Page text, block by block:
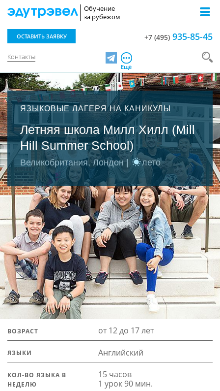
Обучение
за рубежом
Контакты
ОСТАВИТЬ ЗАЯВКУ +7 (495) 935-85-45
TelegramЕщё
ЯЗЫКОВЫЕ ЛАГЕРЯ НА КАНИКУЛЫ
Летняя школа Милл Хилл (Mill
Hill Summer School)
Великобритания, Лондон | лето
ВОЗРАСТ от 12 до 17 лет
ЯЗЫКИ Английский
КОЛ-ВО ЯЗЫКА В
НЕДЕЛЮ
15 часов
1 урок 90 мин.